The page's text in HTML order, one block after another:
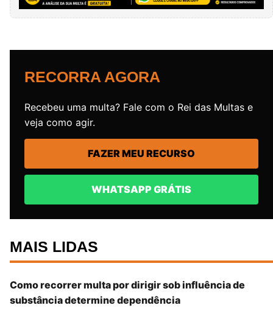
RECORRA AGORA
Recebeu uma multa? Fale com o Rei das Multas e
veja como agir.
FAZER MEU RECURSO
WHATSAPP GRÁTIS
MAIS LIDAS
Como recorrer multa por dirigir sob influência de
substância determine dependência